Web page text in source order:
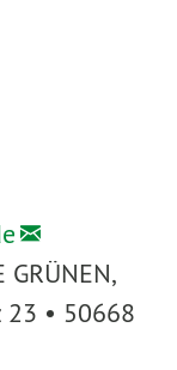
23 • 50668